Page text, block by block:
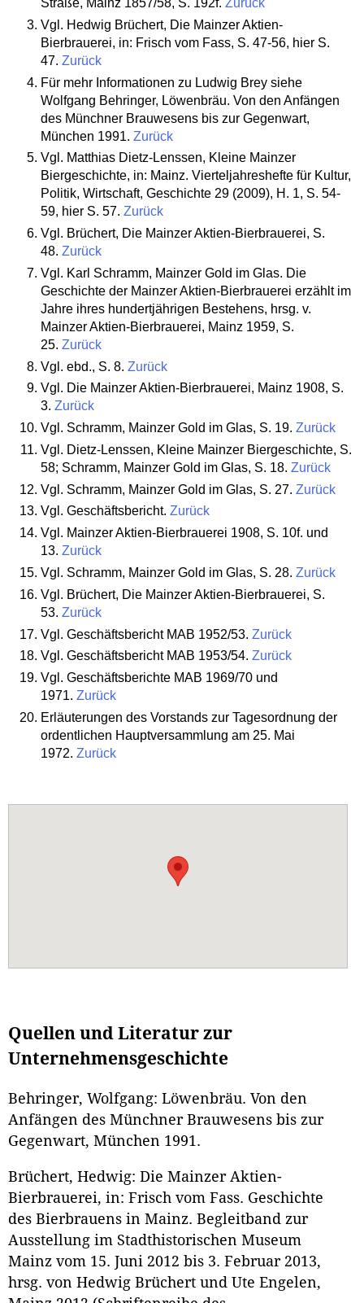
Straße, Mainz 1857/58, S. 192f. Zurück
Vgl. Hedwig Brüchert, Die Mainzer Aktien-
Bierbrauerei, in: Frisch vom Fass, S. 47-56, hier S.
47. Zurück
Für mehr Informationen zu Ludwig Brey siehe
Wolfgang Behringer, Löwenbräu. Von den Anfängen
des Münchner Brauwesens bis zur Gegenwart,
München 1991. Zurück
Vgl. Matthias Dietz-Lenssen, Kleine Mainzer
Biergeschichte, in: Mainz. Vierteljahreshefte für Kultur,
Politik, Wirtschaft, Geschichte 29 (2009), H. 1, S. 54-
59, hier S. 57. Zurück
Vgl. Brüchert, Die Mainzer Aktien-Bierbrauerei, S.
48. Zurück
Vgl. Karl Schramm, Mainzer Gold im Glas. Die
Geschichte der Mainzer Aktien-Bierbrauerei erzählt im
Jahre ihres hundertjährigen Bestehens, hrsg. v.
Mainzer Aktien-Bierbrauerei, Mainz 1959, S.
25. Zurück
Vgl. ebd., S. 8. Zurück
Vgl. Die Mainzer Aktien-Bierbrauerei, Mainz 1908, S.
3. Zurück
Vgl. Schramm, Mainzer Gold im Glas, S. 19. Zurück
Vgl. Dietz-Lenssen, Kleine Mainzer Biergeschichte, S.
58; Schramm, Mainzer Gold im Glas, S. 18. Zurück
Vgl. Schramm, Mainzer Gold im Glas, S. 27. Zurück
Vgl. Geschäftsbericht. Zurück
Vgl. Mainzer Aktien-Bierbrauerei 1908, S. 10f. und
13. Zurück
Vgl. Schramm, Mainzer Gold im Glas, S. 28. Zurück
Vgl. Brüchert, Die Mainzer Aktien-Bierbrauerei, S.
53. Zurück
Vgl. Geschäftsbericht MAB 1952/53. Zurück
Vgl. Geschäftsbericht MAB 1953/54. Zurück
Vgl. Geschäftsberichte MAB 1969/70 und
1971. Zurück
Erläuterungen des Vorstands zur Tagesordnung der
ordentlichen Hauptversammlung am 25. Mai
1972. Zurück
Quellen und Literatur zur
Unternehmensgeschichte
Behringer, Wolfgang: Löwenbräu. Von den
Anfängen des Münchner Brauwesens bis zur
Gegenwart, München 1991.
Brüchert, Hedwig: Die Mainzer Aktien-
Bierbrauerei, in: Frisch vom Fass. Geschichte
des Bierbrauens in Mainz. Begleitband zur
Ausstellung im Stadthistorischen Museum
Mainz vom 15. Juni 2012 bis 3. Februar 2013,
hrsg. von Hedwig Brüchert und Ute Engelen,